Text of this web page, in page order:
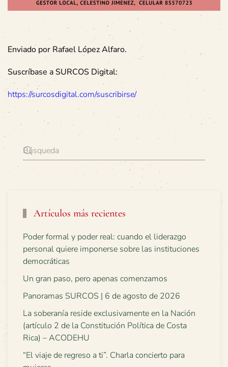
Enviado por Rafael López Alfaro.
Suscríbase a SURCOS Digital:
https://surcosdigital.com/suscribirse/
Artículos más recientes
Poder formal y poder real: cuando el liderazgo
personal quiere imponerse sobre las instituciones
democráticas
Un gran paso, pero apenas comenzamos
Panoramas SURCOS | 6 de agosto de 2026
La soberanía reside exclusivamente en la Nación
(artículo 2 de la Constitución Política de Costa
Rica) – ACODEHU
“El viaje de regreso a ti”. Charla concierto para